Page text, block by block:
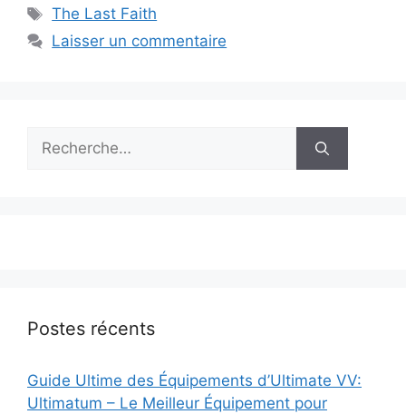
Étiquettes
The Last Faith
Laisser un commentaire
Rechercher :
Postes récents
Guide Ultime des Équipements d’Ultimate VV:
Ultimatum – Le Meilleur Équipement pour